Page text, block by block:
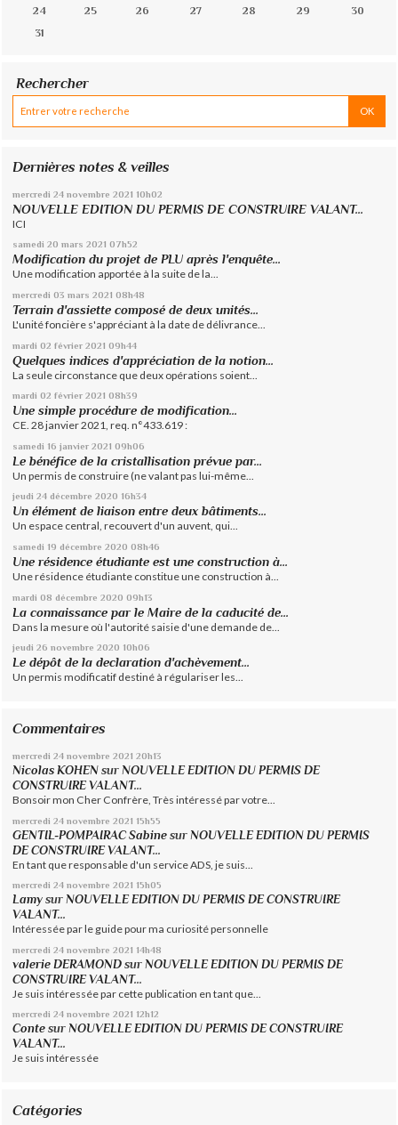
24 25 26 27 28 29
30
31
Rechercher
Dernières notes & veilles
mercredi 24 novembre 2021 10h02
NOUVELLE EDITION DU PERMIS DE CONSTRUIRE VALANT...
ICI
samedi 20 mars 2021 07h52
Modification du projet de PLU après l'enquête...
Une modification apportée à la suite de la...
mercredi 03 mars 2021 08h48
Terrain d'assiette composé de deux unités...
L'unité foncière s'appréciant à la date de délivrance...
mardi 02 février 2021 09h44
Quelques indices d'appréciation de la notion...
La seule circonstance que deux opérations soient...
mardi 02 février 2021 08h39
Une simple procédure de modification...
CE. 28 janvier 2021, req. n°433.619 :
samedi 16 janvier 2021 09h06
Le bénéfice de la cristallisation prévue par...
Un permis de construire (ne valant pas lui-même...
jeudi 24 décembre 2020 16h34
Un élément de liaison entre deux bâtiments...
Un espace central, recouvert d'un auvent, qui...
samedi 19 décembre 2020 08h46
Une résidence étudiante est une construction à...
Une résidence étudiante constitue une construction à...
mardi 08 décembre 2020 09h13
La connaissance par le Maire de la caducité de...
Dans la mesure où l'autorité saisie d'une demande de...
jeudi 26 novembre 2020 10h06
Le dépôt de la declaration d'achèvement...
Un permis modificatif destiné à régulariser les...
Commentaires
mercredi 24 novembre 2021 20h13
Nicolas KOHEN sur NOUVELLE EDITION DU PERMIS DE
CONSTRUIRE VALANT...
Bonsoir mon Cher Confrère, Très intéressé par votre...
mercredi 24 novembre 2021 15h55
GENTIL-POMPAIRAC Sabine sur NOUVELLE EDITION DU PERMIS
DE CONSTRUIRE VALANT...
En tant que responsable d'un service ADS, je suis...
mercredi 24 novembre 2021 15h05
Lamy surNOUVELLE EDITION DU PERMIS DE CONSTRUIRE
VALANT...
Intéressée par le guide pour ma curiosité personnelle
mercredi 24 novembre 2021 14h48
valerie DERAMOND sur NOUVELLE EDITION DU PERMIS DE
CONSTRUIRE VALANT...
Je suis intéressée par cette publication en tant que...
mercredi 24 novembre 2021 12h12
Conte surNOUVELLE EDITION DU PERMIS DE CONSTRUIRE
VALANT...
Je suis intéressée
Catégories